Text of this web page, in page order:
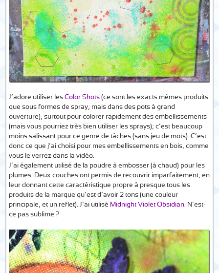
J’adore utiliser lesColor Shots (ce sont les exacts mêmes produits
que sous formes de spray, mais dans des pots à grand
ouverture), surtout pour colorer rapidement des embellissements
(mais vous pourriez très bien utiliser les sprays); c’est beaucoup
moins salissant pour ce genre de tâches (sans jeu de mots). C’est
donc ce que j’ai choisi pour mes embellissements en bois, comme
vous le verrez dans la vidéo.
J’ai également utilisé de la poudre à embosser (à chaud) pour les
plumes. Deux couches ont permis de recouvrir imparfaitement, en
leur donnant cette caractéristique propre à presque tous les
produits de la marque qu’est d’avoir 2 tons (une couleur
principale, et un reflet). J’ai utilisé Midnight Violet Obsidian. N’est-
ce pas sublime ?